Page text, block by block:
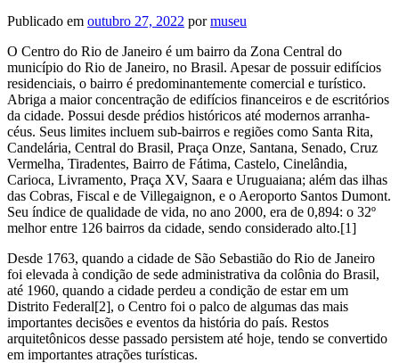
Publicado em outubro 27, 2022 pormuseu
O Centro do Rio de Janeiro é um bairro da Zona Central do
município do Rio de Janeiro, no Brasil. Apesar de possuir edifícios
residenciais, o bairro é predominantemente comercial e turístico.
Abriga a maior concentração de edifícios financeiros e de escritórios
da cidade. Possui desde prédios históricos até modernos arranha-
céus. Seus limites incluem sub-bairros e regiões como Santa Rita,
Candelária, Central do Brasil, Praça Onze, Santana, Senado, Cruz
Vermelha, Tiradentes, Bairro de Fátima, Castelo, Cinelândia,
Carioca, Livramento, Praça XV, Saara e Uruguaiana; além das ilhas
das Cobras, Fiscal e de Villegaignon, e o Aeroporto Santos Dumont.
Seu índice de qualidade de vida, no ano 2000, era de 0,894: o 32º
melhor entre 126 bairros da cidade, sendo considerado alto.[1]
Desde 1763, quando a cidade de São Sebastião do Rio de Janeiro
foi elevada à condição de sede administrativa da colônia do Brasil,
até 1960, quando a cidade perdeu a condição de estar em um
Distrito Federal[2], o Centro foi o palco de algumas das mais
importantes decisões e eventos da história do país. Restos
arquitetônicos desse passado persistem até hoje, tendo se convertido
em importantes atrações turísticas.